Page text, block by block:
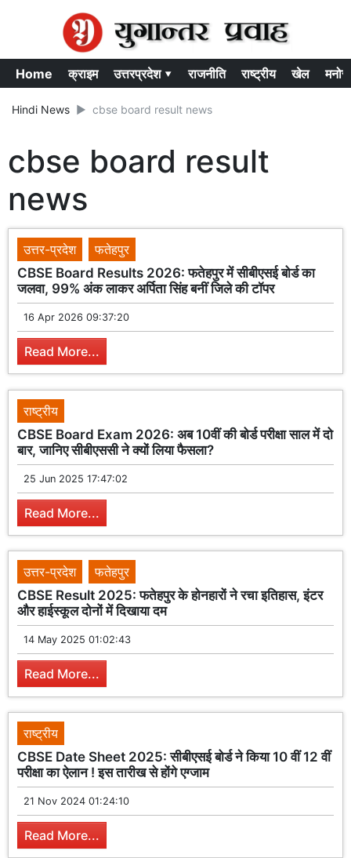
Home क्राइम उत्तरप्रदेश ▾ राजनीति राष्ट्रीय खेल
Hindi News cbse board result news
cbse board result
news
उत्तर-प्रदेश
फतेहपुर
CBSE Board Results 2026: फतेहपुर में सीबीएसई बोर्ड का
जलवा, 99% अंक लाकर अर्पिता सिंह बनीं जिले की टॉपर
16 Apr 2026 09:37:20
Read More...
राष्ट्रीय
CBSE Board Exam 2026: अब 10वीं की बोर्ड परीक्षा साल में दो
बार, जानिए सीबीएससी ने क्यों लिया फैसला?
25 Jun 2025 17:47:02
Read More...
उत्तर-प्रदेश
फतेहपुर
CBSE Result 2025: फतेहपुर के होनहारों ने रचा इतिहास, इंटर
और हाईस्कूल दोनों में दिखाया दम
14 May 2025 01:02:43
Read More...
राष्ट्रीय
CBSE Date Sheet 2025: सीबीएसई बोर्ड ने किया 10 वीं 12 वीं
परीक्षा का ऐलान ! इस तारीख से होंगे एग्जाम
21 Nov 2024 01:24:10
Read More...